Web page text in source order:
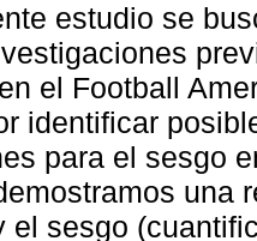
estudio se
el Football
identificar
para el sesgo
una
el sesgo